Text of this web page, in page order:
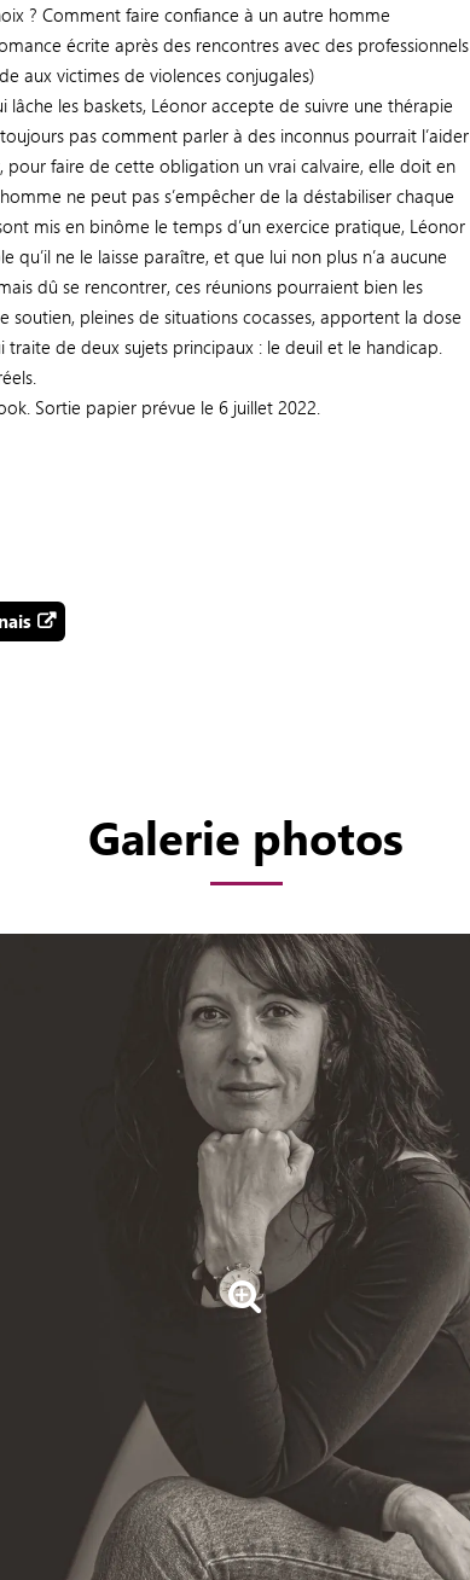
? Comment faire confiance à un autre homme
écrite après des rencontres avec des professionnels
aux victimes de violences conjugales)
lâche les baskets, Léonor accepte de suivre une thérapie
pas comment parler à des inconnus pourrait l’aider
pour faire de cette obligation un vrai calvaire, elle doit en
ne peut pas s’empêcher de la déstabiliser chaque
mis en binôme le temps d’un exercice pratique, Léonor
qu’il ne le laisse paraître, et que lui non plus n’a aucune
dû se rencontrer, ces réunions pourraient bien les
pleines de situations cocasses, apportent la dose
de deux sujets principaux : le deuil et le handicap.
Sortie papier prévue le 6 juillet 2022.
Galerie photos